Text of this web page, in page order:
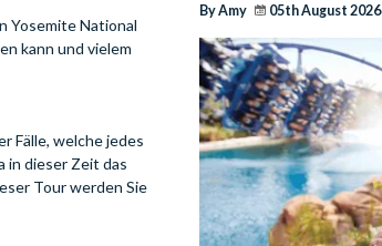
Yosemite National
kann und vielem
Fälle, welche jedes
in dieser Zeit das
Tour werden Sie
By Amy 05th August 2026